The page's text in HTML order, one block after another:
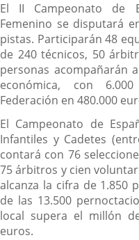
El II Campeonato de
Femenino se disputará
pistas. Participarán 48
de 240 técnicos, 50
personas acompañarán
económica, con
Federación en 480.000
El Campeonato de
Infantiles y Cadetes
contará con 76
75 árbitros y cien
alcanza la cifra de 1.850
de las 13.500
local supera el millón
euros.